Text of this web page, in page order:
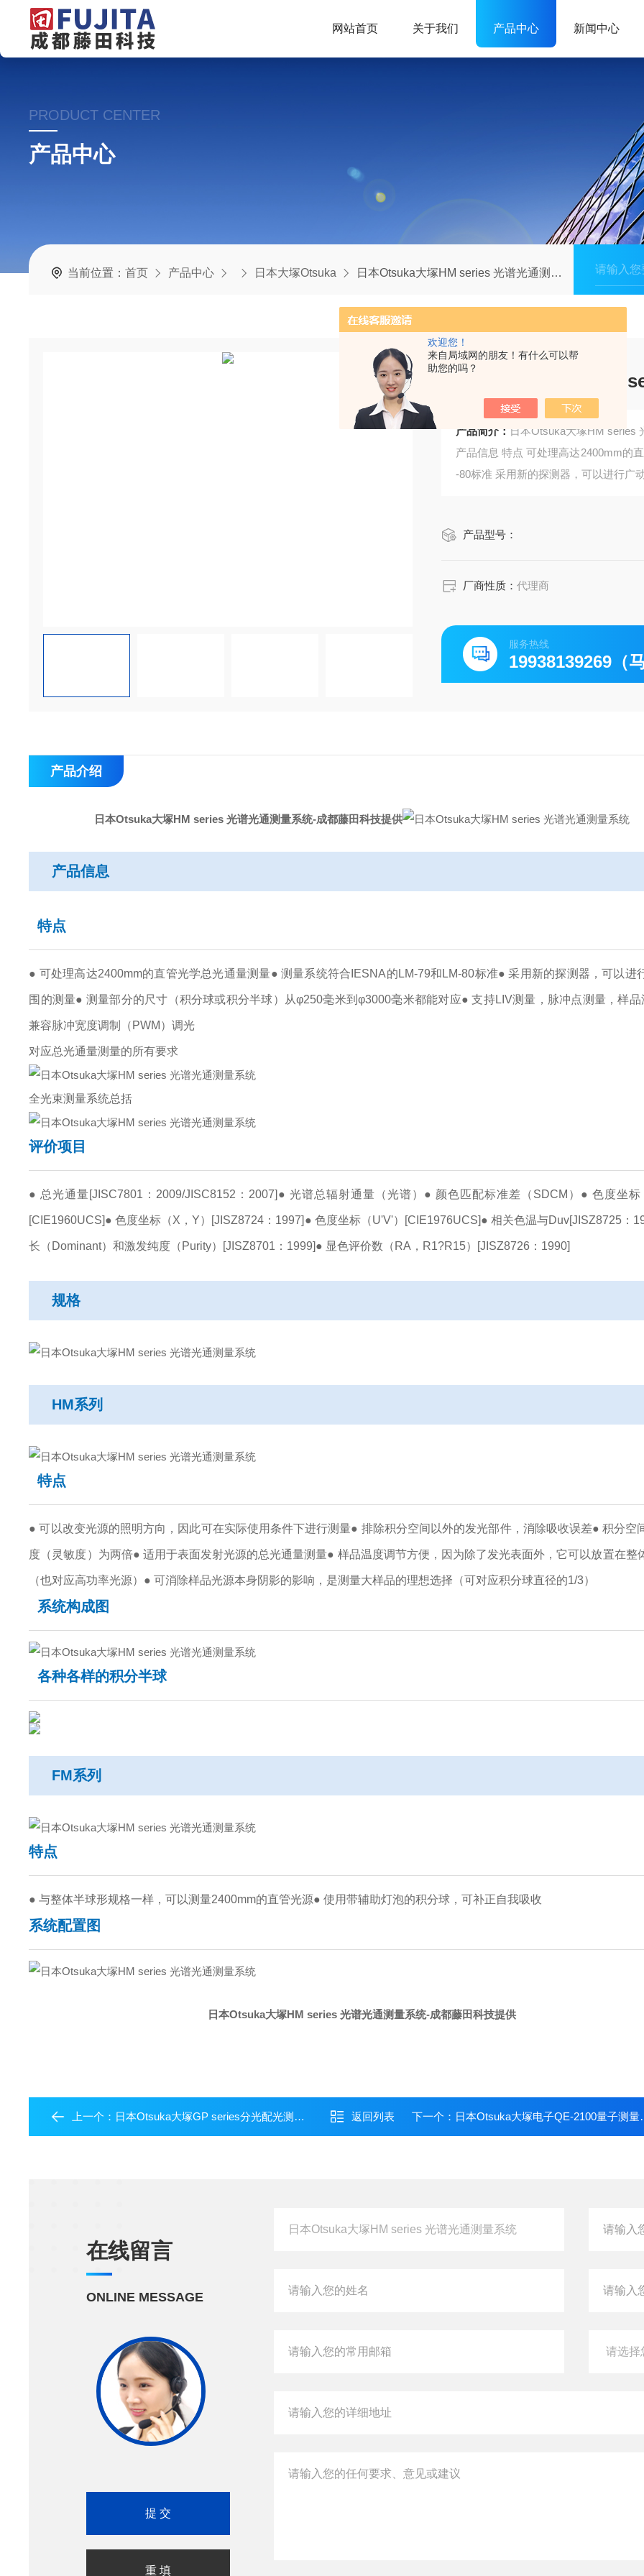
欢迎您！
来自局域网的朋友！有什么可以帮
助您的吗？
网站首页 关于我们 产品中心 新闻中心
PRODUCT CENTER
产品中心
当前位置：首页 产品中心 日本大塚Otsuka 日本Otsuka大塚HM series 光谱光通测量系统
日本Otsuka大塚HM
产品简介： 日本Otsuka大塚HM series
产品信息 特点 可处理高达2400mm的
-80标准 采用新的探测器，可以进行广
产品型号：
厂商性质：代理商
服务热线
19938139269（
产品介绍
日本Otsuka大塚HM series 光谱光通测量系统-成都藤田科技提供
产品信息
特点
● 可处理高达2400mm的直管光学总光通量测量● 测量系统符合IESNA的LM-79和LM-80标准● 采用新的探测器，可以进
围的测量● 测量部分的尺寸（积分球或积分半球）从φ250毫米到φ3000毫米都能对应● 支持LIV测量，脉冲点测量，样品
兼容脉冲宽度调制（PWM）调光
对应总光通量测量的所有要求
全光束测量系统总括
评价项目
● 总光通量[JISC7801：2009/JISC8152：2007] ● 光谱总辐射通量（光谱） ● 颜色匹配标准差（SDCM） ● 色度坐标
[CIE1960UCS]● 色度坐标（X，Y）[JISZ8724：1997] ● 色度坐标（U'V'）[CIE1976UCS]● 相关色温与Duv[JISZ8725：
长（Dominant）和激发纯度（Purity）[JISZ8701：1999]● 显色评价数（RA，R1?R15）[JISZ8726：1990]
规格
HM系列
特点
● 可以改变光源的照明方向，因此可在实际使用条件下进行测量● 排除积分空间以外的发光部件，消除吸收误差● 积分空
度（灵敏度）为两倍● 适用于表面发射光源的总光通量测量● 样品温度调节方便，因为除了发光表面外，它可以放置在整
（也对应高功率光源） ● 可消除样品光源本身阴影的影响，是测量大样品的理想选择 （可对应积分球直径的1/3）
系统构成图
各种各样的积分半球
FM系列
特点
● 与整体半球形规格一样，可以测量2400mm的直管光源● 使用带辅助灯泡的积分球，可补正自我吸收
系统配置图
日本Otsuka大塚HM series 光谱光通测量系统-成都藤田科技提供
上一个： 日本Otsuka大塚GP series分光配光测量系统 返回列表 下一个： 日本Otsuka大塚电子QE-2100量子测量系统
在线留言
ONLINE MESSAGE